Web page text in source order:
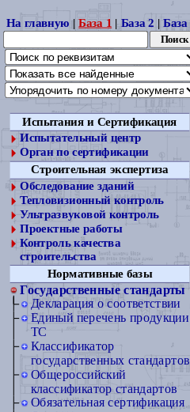
На главную |База 1 | База 2 |База
Испытания и Сертификация
Испытательный центр
Орган по сертификации
Строительная экспертиза
Обследование зданий
Тепловизионный контроль
Ультразвуковой контроль
Проектные работы
Контроль качества
строительства
Нормативные базы
Государственные стандарты
Декларация о соответствии
Единый перечень продукции
ТС
Классификатор
государственных стандартов
Общероссийский
классификатор стандартов
Обязательная сертификация